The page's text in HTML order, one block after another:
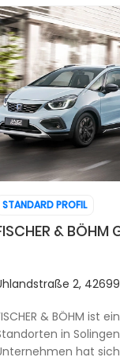
STANDARD PROFIL
& BÖHM
2,
& BÖHM ist
in
hat